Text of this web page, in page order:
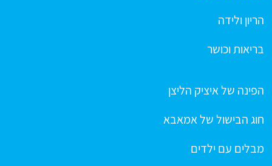
הריון ולידה
בריאות וכושר
הפינה של איציק הליצן
חוג הבישול של אמאבא
מבלים עם ילדים